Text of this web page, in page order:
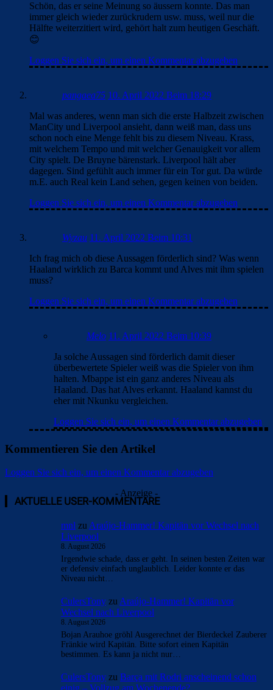
Schön, das er seine Meinung so äussern konnte. Das man
immer gleich wieder zurückrudern usw. muss, weil nur die
Hälfte weiterzitiert wird, gehört halt zum heutigen Geschäft.
😊
Loggen Sie sich ein, um einen Kommentar abzugeben
pangaea75 10. April 2022 Beim 18:29
Mal was anderes, wenn man sich die erste Halbzeit zwischen
ManCity und Liverpool ansieht, dann weiß man, dass uns
schon noch eine Menge fehlt bis zu diesem Niveau. Krass,
mit welchem Tempo und mit welcher Genauigkeit vor allem
City spielt. De Bruyne bärenstark. Liverpool hält aber
dagegen. Sind gefühlt auch immer für ein Tor gut. Da würde
m.E. auch Real kein Land sehen, gegen keinen von beiden.
Loggen Sie sich ein, um einen Kommentar abzugeben
Wyzau 11. April 2022 Beim 10:31
Ich frag mich ob diese Aussagen förderlich sind? Was wenn
Haaland wirklich zu Barca kommt und Alves mit ihm spielen
muss?
Loggen Sie sich ein, um einen Kommentar abzugeben
Melo 11. April 2022 Beim 10:39
Ja solche Aussagen sind förderlich damit dieser
überbewertete Spieler weiß was die Spieler von ihm
halten. Mbappe ist ein ganz anderes Niveau als
Haaland. Das hat Alves erkannt. Haaland kannst du
eher mit Nkunku vergleichen.
Loggen Sie sich ein, um einen Kommentar abzugeben
Kommentieren Sie den Artikel
Loggen Sie sich ein, um einen Kommentar abzugeben
- Anzeige -
AKTUELLE USER-KOMMENTARE
mnl zuAraújo-Hammer! Kapitän vor Wechsel nach
Liverpool
8. August 2026
Irgendwie schade, dass er geht. In seinen besten Zeiten war
er defensiv einfach unglaublich. Leider konnte er das
Niveau nicht…
CulersTony zu Araújo-Hammer! Kapitän vor
Wechsel nach Liverpool
8. August 2026
Bojan Arauhoe gröhl Ausgerechnet der Bierdeckel Zauberer
Fränkie wird Kapitän. Bitte sofort einen Kapitän
bestimmen. Es kann ja nicht nur…
CulersTony zu Barça mit Rodri anscheinend schon
einig – Vollzug am Wochenende?